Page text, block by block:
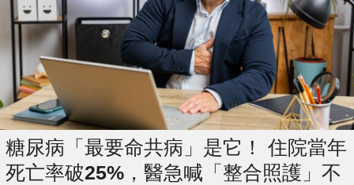
糖尿病「最要命共病」是它！ 住院當年
死亡率破25%，醫急喊「整合照護」不